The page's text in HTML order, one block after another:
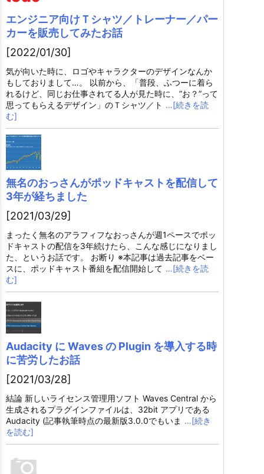
エンジニア向けＴシャツ／トレーナー／パー
カーを販売してみたお話
[2022/01/30]
気が向いた時に、ロゴやキャラクターのデザインなんか
もしておりまして…。 以前から、「普段、ふつーに着ら
れるけど、同じお仕事されてる人が見た時に、”お？”って
思ってもらえるデザイン」のＴシャツ／ト …[続きを読
む]
無名のおっさんがポッドキャストを配信して
3年が経ちました
[2021/03/29]
まったく無名のアラフィフなおっさんが週1ペースでポッ
ドキャストの配信を3年続けたら、こんな感じになりまし
た、というお話です。 お断り ※本記事は過去記事をベー
スに、ポッドキャスト番組を配信開始して …[続きを読
む]
Audacity に Waves の Plugin を導入する時
に苦労したお話
[2021/03/28]
結論 新しいライセンス管理用ソフト Waves Central から
生成されるプラグインファイルは、32bit アプリである
Audacity (記事執筆時点の最新版3.0.0でもいま …[続き
を読む]